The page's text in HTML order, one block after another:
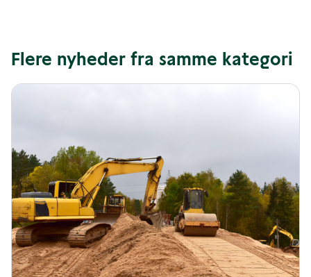
Flere nyheder fra samme kategori